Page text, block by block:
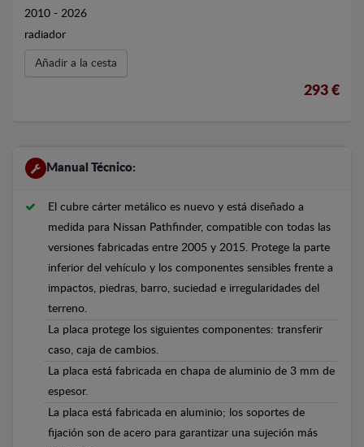
2010 - 2026
radiador
Añadir a la cesta
293 €
Manual Técnico:
El cubre cárter metálico es nuevo y está diseñado a
medida para Nissan Pathfinder, compatible con todas las
versiones fabricadas entre 2005 y 2015. Protege la parte
inferior del vehículo y los componentes sensibles frente a
impactos, piedras, barro, suciedad e irregularidades del
terreno.
La placa protege los siguientes componentes: transferir
caso, caja de cambios.
La placa está fabricada en chapa de aluminio de 3 mm de
espesor.
La placa está fabricada en aluminio; los soportes de
fijación son de acero para garantizar una sujeción más